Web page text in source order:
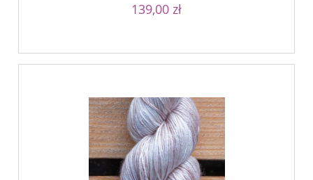
139,00 zł